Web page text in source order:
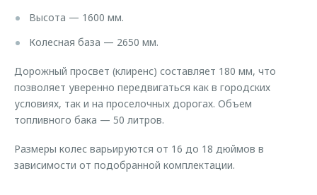
Высота — 1600 мм.
Колесная база — 2650 мм.
Дорожный просвет (клиренс) составляет 180 мм, что
позволяет уверенно передвигаться как в городских
условиях, так и на проселочных дорогах. Объем
топливного бака — 50 литров.
Размеры колес варьируются от 16 до 18 дюймов в
зависимости от подобранной комплектации.